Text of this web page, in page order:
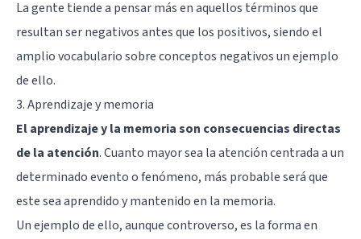
La gente tiende a pensar más en aquellos términos que
resultan ser negativos antes que los positivos, siendo el
amplio vocabulario sobre conceptos negativos un ejemplo
de ello.
3. Aprendizaje y memoria
El aprendizaje y la memoria son consecuencias directas
de la atención. Cuanto mayor sea la atención centrada a un
determinado evento o fenómeno, más probable será que
este sea aprendido y mantenido en la memoria.
Un ejemplo de ello, aunque controverso, es la forma en